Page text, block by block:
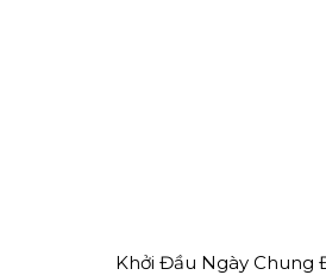
Khởi Đầu Ngày Chung